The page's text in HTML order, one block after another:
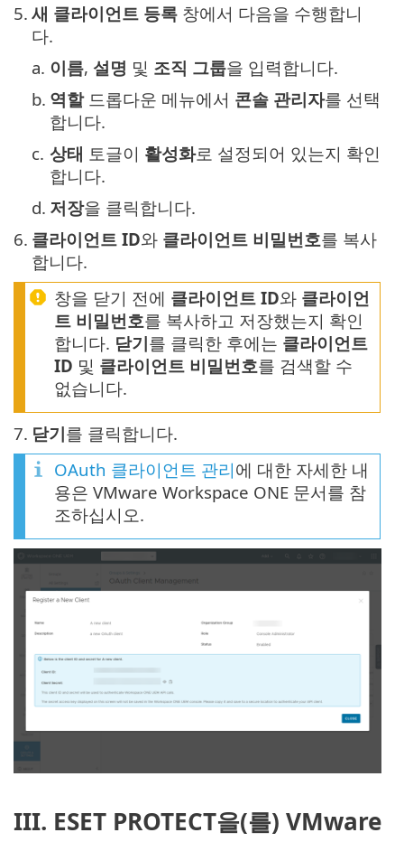
5. 새 클라이언트 등록 창에서 다음을 수행합니
다.
a. 이름, 설명 및 조직 그룹을 입력합니다.
b. 역할드롭다운 메뉴에서 콘솔 관리자를 선택
합니다.
c. 상태 토글이 활성화로 설정되어 있는지 확인
합니다.
d. 저장을 클릭합니다.
6. 클라이언트 ID와 클라이언트 비밀번호를 복사
합니다.
창을 닫기 전에 클라이언트 ID와 클라이언
트 비밀번호를 복사하고 저장했는지 확인
합니다. 닫기를 클릭한 후에는 클라이언트
ID 및 클라이언트 비밀번호를 검색할 수
없습니다.
7. 닫기를 클릭합니다.
OAuth 클라이언트 관리에 대한 자세한 내
용은 VMware Workspace ONE 문서를 참
조하십시오.
III. ESET PROTECT을(를) VMware